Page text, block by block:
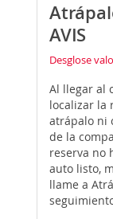
AVIS
Desglose
Al llegar al
localizar la
atrápalo ni
de la
reserva no
auto listo,
llame a